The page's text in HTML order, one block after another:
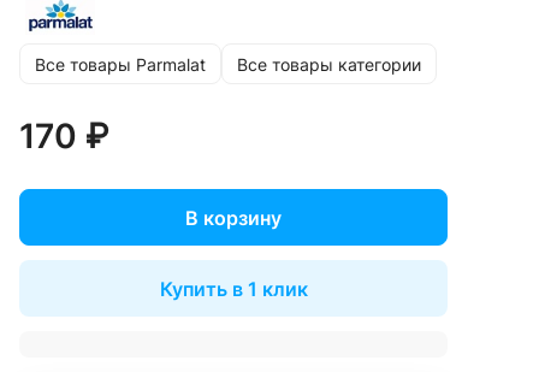
Все товары Parmalat Все товары категории
170 ₽
В корзину
Купить в 1 клик